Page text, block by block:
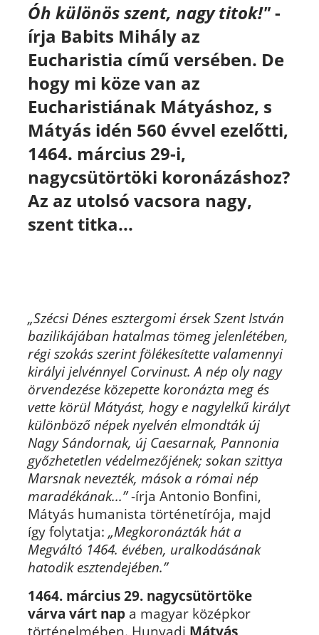
Óh különös szent, nagy titok!"-
írja Babits Mihály az
Eucharistia című versében. De
hogy mi köze van az
Eucharistiának Mátyáshoz, s
Mátyás idén 560 évvel ezelőtti,
1464. március 29-i,
nagycsütörtöki koronázáshoz?
Az az utolsó vacsora nagy,
szent titka...
„Szécsi Dénes esztergomi érsek Szent István
bazilikájában hatalmas tömeg jelenlétében,
régi szokás szerint fölékesítette valamennyi
királyi jelvénnyel Corvinust. A nép oly nagy
örvendezése közepette koronázta meg és
vette körül Mátyást, hogy e nagylelkű királyt
különböző népek nyelvén elmondták új
Nagy Sándornak, új Caesarnak, Pannonia
győzhetetlen védelmezőjének; sokan szittya
Marsnak nevezték, mások a római nép
maradékának...”-írja Antonio Bonfini,
Mátyás humanista történetírója, majd
így folytatja: „Megkoronázták hát a
Megváltó 1464. évében, uralkodásának
hatodik esztendejében.”
1464. március 29. nagycsütörtöke
várva várt napa magyar középkor
történelmében. Hunyadi Mátyás